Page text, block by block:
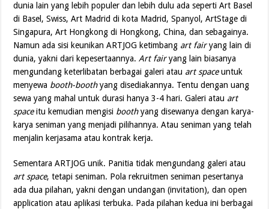
dunia lain yang lebih populer dan lebih dulu ada seperti Art Basel
di Basel, Swiss, Art Madrid di kota Madrid, Spanyol, ArtStage di
Singapura, Art Hongkong di Hongkong, China, dan sebagainya.
Namun ada sisi keunikan ARTJOG ketimbang art fairyang lain di
dunia, yakni dari kepesertaannya.Art fairyang lain biasanya
mengundang keterlibatan berbagai galeri atau art spaceuntuk
menyewa booth-boothyang disediakannya. Tentu dengan uang
sewa yang mahal untuk durasi hanya 3-4 hari. Galeri atau art
spaceitu kemudian mengisi boothyang disewanya dengan karya-
karya seniman yang menjadi pilihannya. Atau seniman yang telah
menjalin kerjasama atau kontrak kerja.
Sementara ARTJOG unik. Panitia tidak mengundang galeri atau
art space, tetapi seniman. Pola rekruitmen seniman pesertanya
ada dua pilahan, yakni dengan undangan (invitation), dan open
application atau aplikasi terbuka. Pada pilahan kedua ini berbagai